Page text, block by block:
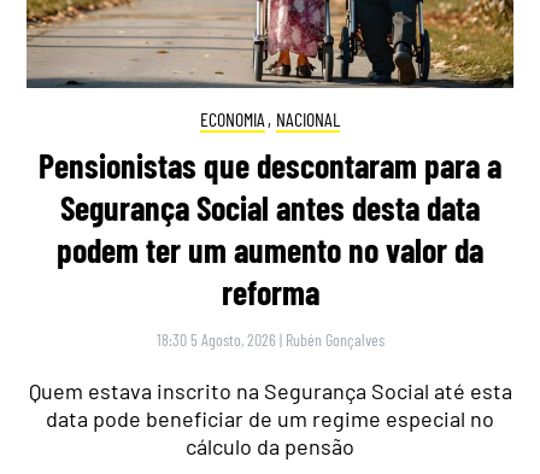
ECONOMIA , NACIONAL
Pensionistas que descontaram para a
Segurança Social antes desta data
podem ter um aumento no valor da
reforma
18:30 5 Agosto, 2026 | Rubén Gonçalves
Quem estava inscrito na Segurança Social até esta
data pode beneficiar de um regime especial no
cálculo da pensão